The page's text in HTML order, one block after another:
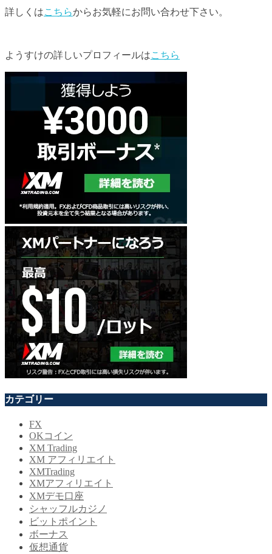
詳しくはこちらからお気軽にお問い合わせ下さい。
ようすけの詳しいプロフィールはこちら
カテゴリー
FX
OKコイン
XM Trading
XM アフィリエイト
XMTrading
XMアフィリエイト
XMデモ口座
シャッフルカジノ
ビットポイント
ボーナス
仮想通貨